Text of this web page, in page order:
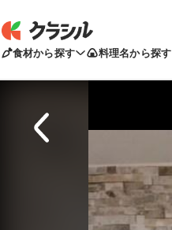
食材から探す 料理名から探す